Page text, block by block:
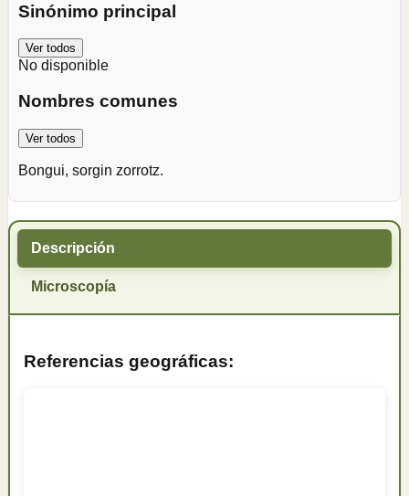
Sinónimo principal
Ver todos
No disponible
Nombres comunes
Ver todos
Bongui, sorgin zorrotz.
Descripción
Microscopía
Referencias geográficas: